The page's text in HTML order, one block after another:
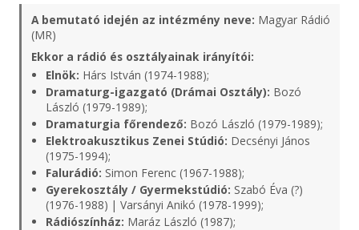
A bemutató idején az intézmény neve: Magyar Rádió
(MR)
Ekkor a rádió és osztályainak irányítói:
Elnök: Hárs István (1974-1988);
Dramaturg-igazgató (Drámai Osztály): Bozó
László (1979-1989);
Dramaturgia főrendező: Bozó László (1979-1989);
Elektroakusztikus Zenei Stúdió: Decsényi János
(1975-1994);
Falurádió: Simon Ferenc (1967-1988);
Gyerekosztály / Gyermekstúdió: Szabó Éva (?)
(1976-1988) | Varsányi Anikó (1978-1999);
Rádiószínház: Maráz László (1987);